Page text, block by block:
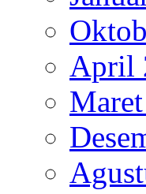
April